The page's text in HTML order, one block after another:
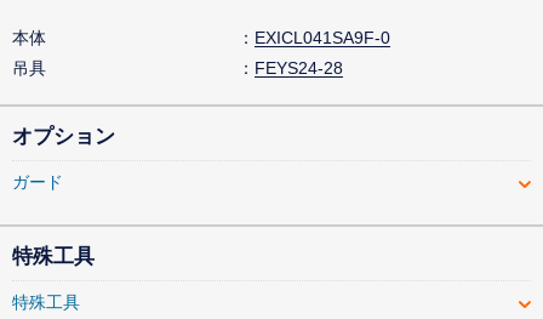
本体
EXICL041SA9F-0
吊具
FEYS24-28
オプション
ガード
特殊工具
特殊工具